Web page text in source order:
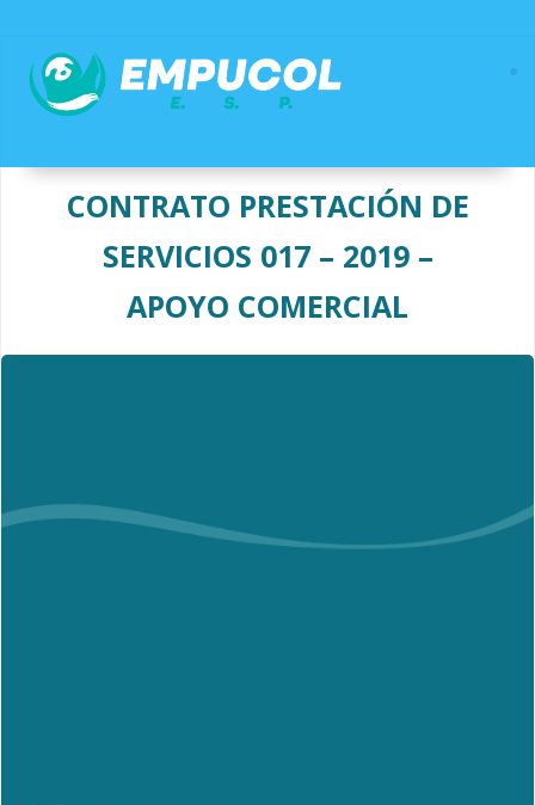
contenido
CONTRATO PRESTACIÓN DE
SERVICIOS 017 – 2019 –
APOYO COMERCIAL